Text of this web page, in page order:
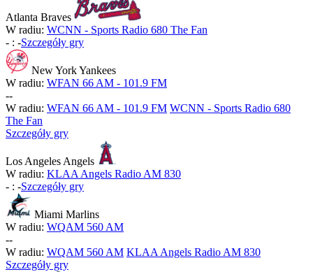
Atlanta Braves
W radiu: WCNN - Sports Radio 680 The Fan
- : -Szczegóły gry
New York Yankees
W radiu: WFAN 66 AM - 101.9 FM
--
W radiu: WFAN 66 AM - 101.9 FM WCNN - Sports Radio 680
The Fan
Szczegóły gry
Los Angeles Angels
W radiu: KLAA Angels Radio AM 830
- : -Szczegóły gry
Miami Marlins
W radiu: WQAM 560 AM
--
W radiu: WQAM 560 AM KLAA Angels Radio AM 830
Szczegóły gry